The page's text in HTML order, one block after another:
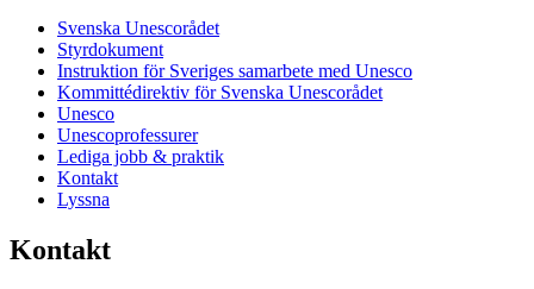
Svenska Unescorådet
Styrdokument
Instruktion för Sveriges samarbete med Unesco
Kommittédirektiv för Svenska Unescorådet
Unesco
Unescoprofessurer
Lediga jobb & praktik
Kontakt
Lyssna
Kontakt